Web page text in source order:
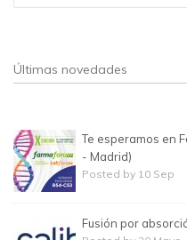
Formulario de
Últimas novedades
Te esperamos en
- Madrid)
Posted by 10 Sep
Fusión por